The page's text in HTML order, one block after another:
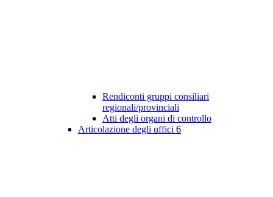
Rendiconti gruppi consiliari
regionali/provinciali
Atti degli organi di controllo
Articolazione degli uffici 6